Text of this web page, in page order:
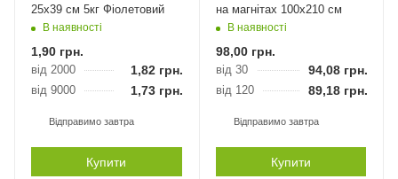
25х39 см 5кг Фіолетовий
В наявності
1,90 грн.
від 2000 1,82грн.
від 9000 1,73грн.
Відправимо завтра
Купити
на магнітах 100х210 см
В наявності
98,00грн.
від 30 94,08грн.
від 120 89,18грн.
Відправимо завтра
Купити